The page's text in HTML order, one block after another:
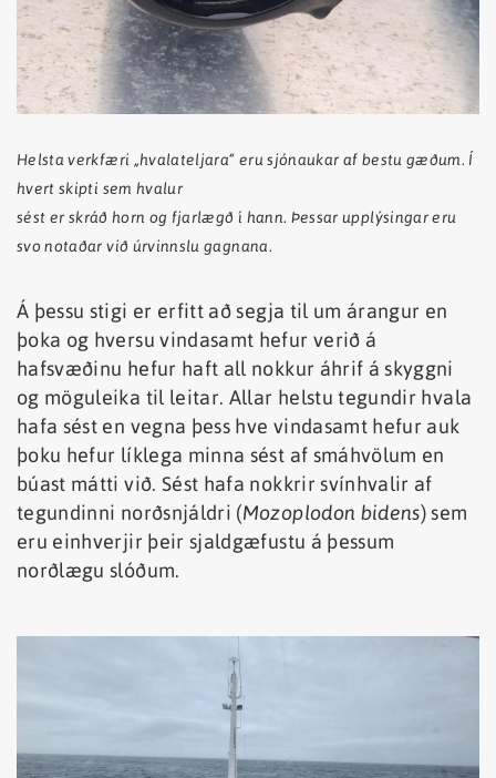
Helsta verkfæri „hvalateljara“ eru sjónaukar af bestu gæðum. Í
hvert skipti sem hvalur
sést er skráð horn og fjarlægð í hann. Þessar upplýsingar eru
svo notaðar við úrvinnslu gagnana.
Á þessu stigi er erfitt að segja til um árangur en
þoka og hversu vindasamt hefur verið á
hafsvæðinu hefur haft all nokkur áhrif á skyggni
og möguleika til leitar. Allar helstu tegundir hvala
hafa sést en vegna þess hve vindasamt hefur auk
þoku hefur líklega minna sést af smáhvölum en
búast mátti við. Sést hafa nokkrir svínhvalir af
tegundinni norðsnjáldri (Mozoplodon bidens) sem
eru einhverjir þeir sjaldgæfustu á þessum
norðlægu slóðum.